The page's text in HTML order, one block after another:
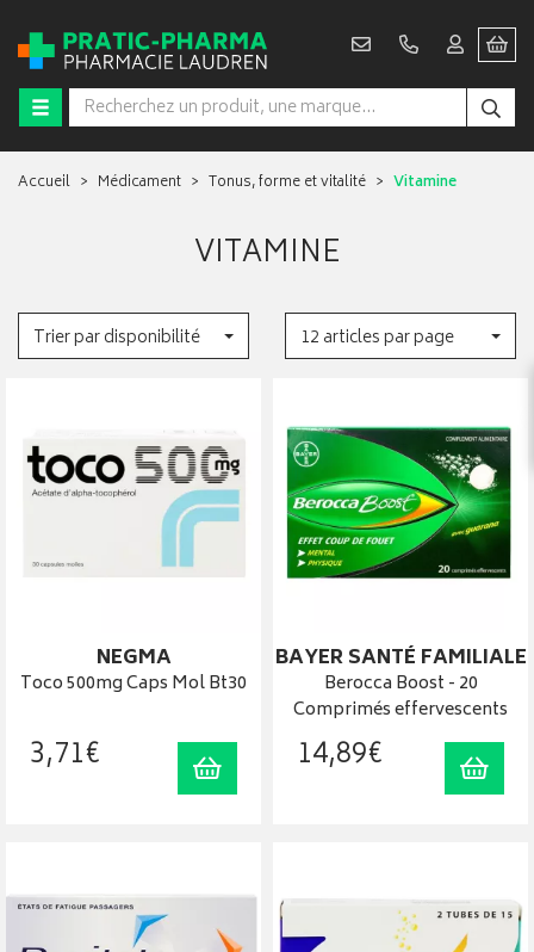
Accueil Médicament Tonus, forme et vitalité Vitamine
VITAMINE
Trier par disponibilité 12 articles par page
NEGMA
Toco 500mg Caps Mol Bt30
3,71€ Ajouter au panier
BAYER SANTÉ FAMILIALE
Berocca Boost - 20
Comprimés effervescents
14,89€